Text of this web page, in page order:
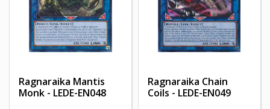
Ragnaraika Mantis
Monk - LEDE-EN048
Ragnaraika Chain
Coils - LEDE-EN049